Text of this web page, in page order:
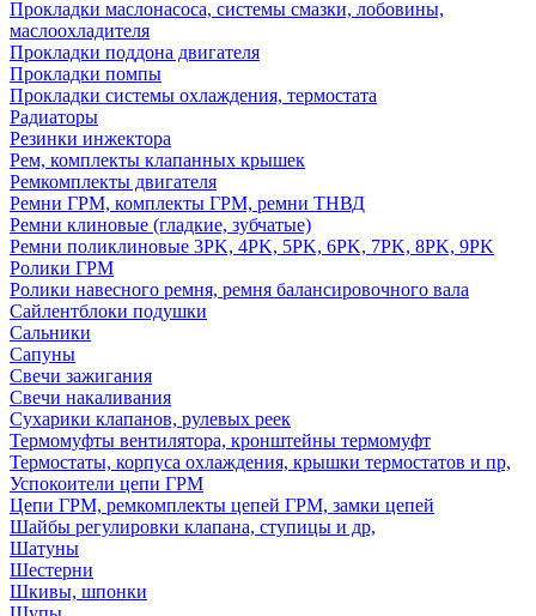
Прокладки маслонасоса, системы смазки, лобовины,
маслоохладителя
Прокладки поддона двигателя
Прокладки помпы
Прокладки системы охлаждения, термостата
Радиаторы
Резинки инжектора
Рем, комплекты клапанных крышек
Ремкомплекты двигателя
Ремни ГРМ, комплекты ГРМ, ремни ТНВД
Ремни клиновые (гладкие, зубчатые)
Ремни поликлиновые 3PK, 4PK, 5PK, 6PK, 7PK, 8PK, 9PK
Ролики ГРМ
Ролики навесного ремня, ремня балансировочного вала
Сайлентблоки подушки
Сальники
Сапуны
Свечи зажигания
Свечи накаливания
Сухарики клапанов, рулевых реек
Термомуфты вентилятора, кронштейны термомуфт
Термостаты, корпуса охлаждения, крышки термостатов и пр,
Успокоители цепи ГРМ
Цепи ГРМ, ремкомплекты цепей ГРМ, замки цепей
Шайбы регулировки клапана, ступицы и др,
Шатуны
Шестерни
Шкивы, шпонки